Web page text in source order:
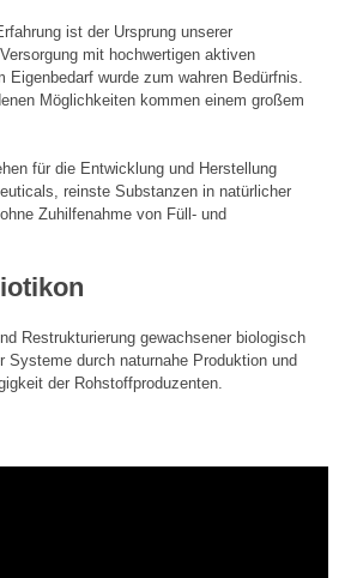
ist der Ursprung unserer
mit hochwertigen aktiven
Eigenbedarf wurde zum wahren Bedürfnis.
Möglichkeiten kommen einem großem
für die Entwicklung und Herstellung
reinste Substanzen in natürlicher
Zuhilfenahme von Füll- und
Restrukturierung gewachsener biologisch
Systeme durch naturnahe Produktion und
der Rohstoffproduzenten.